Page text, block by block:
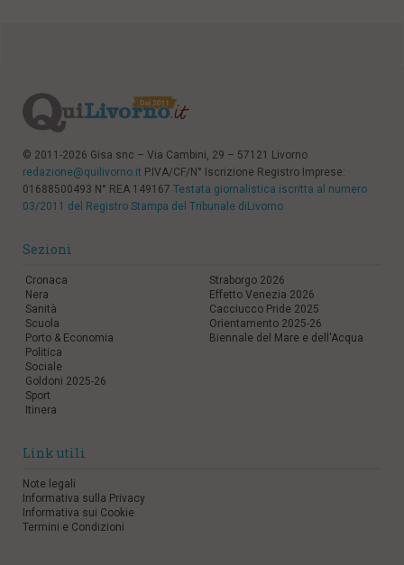
© 2011-2026 Gisa snc – Via Cambini, 29 – 57121 Livorno
redazione@quilivorno.it P.IVA/CF/N° Iscrizione Registro Imprese:
01688500493 N° REA 149167 Testata giornalistica iscritta al numero
03/2011 del Registro Stampa del Tribunale diLivorno
Sezioni
Cronaca
Nera
Sanità
Scuola
Porto & Economia
Politica
Sociale
Goldoni 2025-26
Sport
Itinera
Straborgo 2026
Effetto Venezia 2026
Cacciucco Pride 2025
Orientamento 2025-26
Biennale del Mare e dell'Acqua
Link utili
Note legali
Informativa sulla Privacy
Informativa sui Cookie
Termini e Condizioni